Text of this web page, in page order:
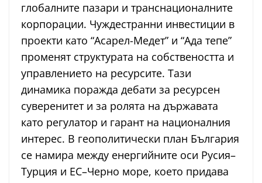
глобалните пазари и транснационалните
корпорации. Чуждестранни инвестиции в
проекти като “Асарел-Медет” и “Ада тепе”
променят структурата на собствеността и
управлението на ресурсите. Тази
динамика поражда дебати за ресурсен
суверенитет и за ролята на държавата
като регулатор и гарант на националния
интерес. В геополитически план България
се намира между енергийните оси Русия–
Турция и ЕС–Черно море, което придава